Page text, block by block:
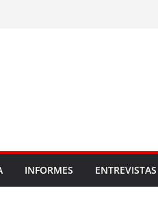
INFORMES ENTREVISTAS